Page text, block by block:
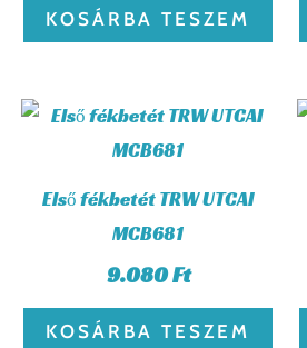
KOSÁRBA TESZEM
Első fékbetét TRW UTCAI
MCB681
9.080Ft
KOSÁRBA TESZEM